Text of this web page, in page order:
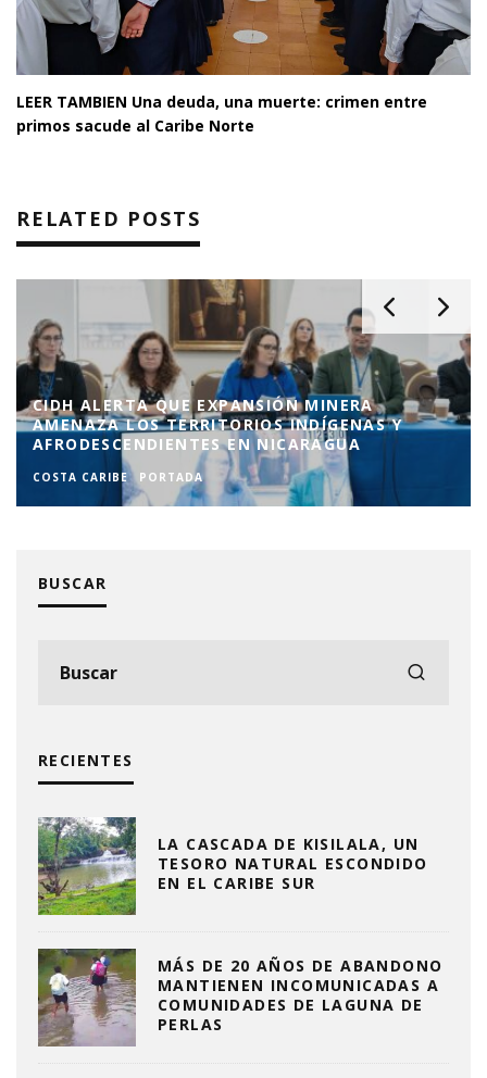
LEER TAMBIEN Una deuda, una muerte: crimen entre
primos sacude al Caribe Norte
RELATED POSTS
EXPANSIÓN MINERA
INDÍGENAS Y
EN NICARAGUA
EL BLUFF CELEBRA
CON BAUTIZOS Y
COSTA CARIBE
BUSCAR
RECIENTES
LA CASCADA DE KISILALA, UN
TESORO NATURAL ESCONDIDO
EN EL CARIBE SUR
MÁS DE 20 AÑOS DE ABANDONO
MANTIENEN INCOMUNICADAS A
COMUNIDADES DE LAGUNA DE
PERLAS